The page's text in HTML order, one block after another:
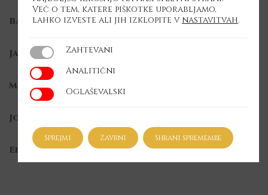
Barbara JERNEJČIČ-FÜRST, mezzosopran
Jaka KLUN, kitara
Matjaž BALAŽIC, harmonika
Jože BOGOLIN, tolkala
Elfriede REISSIG, dirigentka
Več o tem, katere piškotke uporabljamo,
lahko izveste ali jih izklopite v nastavitvah.
ZahtevaniZahtevani
AnalitičniAnalitični
OglaševalskiOglaševalski
Sprejmi Zavrni Shrani spremembe